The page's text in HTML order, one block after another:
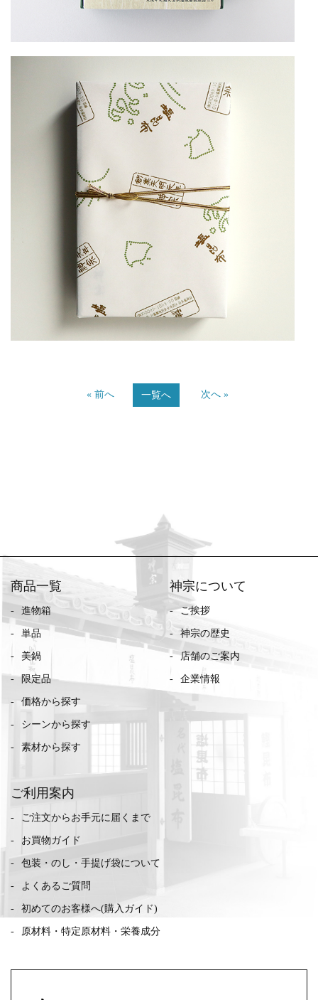
« 前へ 一覧へ 次へ »
商品一覧
進物箱
単品
美鍋
限定品
価格から探す
シーンから探す
素材から探す
神宗について
ご挨拶
神宗の歴史
店舗のご案内
企業情報
ご利用案内
ご注文からお手元に届くまで
お買物ガイド
包装・のし・手提げ袋について
よくあるご質問
初めてのお客様へ(購入ガイド)
原材料・特定原材料・栄養成分